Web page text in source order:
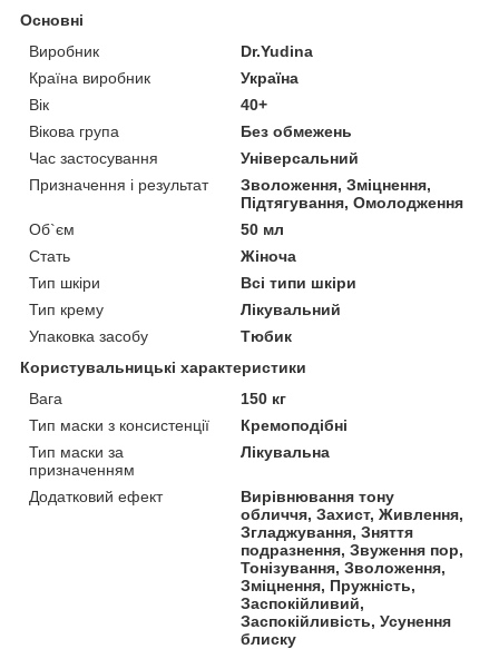
Основні
Виробник
Dr.Yudina
Країна виробник
Україна
Вік
40+
Вікова група
Без обмежень
Час застосування
Універсальний
Призначення і результат
Зволоження, Зміцнення,
Підтягування, Омолодження
Об`єм
50 мл
Стать
Жіноча
Тип шкіри
Всі типи шкіри
Тип крему
Лікувальний
Упаковка засобу
Тюбик
Користувальницькі характеристики
Вага
150 кг
Тип маски з консистенції
Кремоподібні
Тип маски за
призначенням
Лікувальна
Додатковий ефект
Вирівнювання тону
обличчя, Захист, Живлення,
Згладжування, Зняття
подразнення, Звуження пор,
Тонізування, Зволоження,
Зміцнення, Пружність,
Заспокійливий,
Заспокійливість, Усунення
блиску